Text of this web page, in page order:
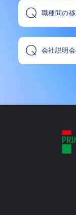
職種間の
会社説明